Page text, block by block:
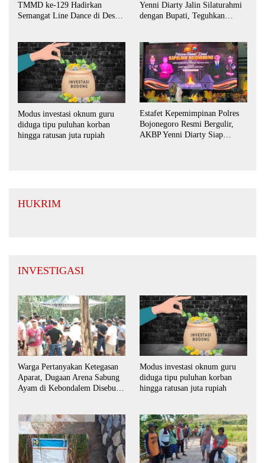
TMMD ke-129 Hadirkan
Semangat Line Dance di Desa
Yenni Diarty Jalin Silaturahmi
dengan Bupati, Teguhkan
Modus investasi oknum guru
diduga tipu puluhan korban
hingga ratusan juta rupiah
Estafet Kepemimpinan Polres
Bojonegoro Resmi Bergulir,
AKBP Yenni Diarty Siap
HUKRIM
INVESTIGASI
Warga Pertanyakan Ketegasan
Aparat, Dugaan Arena Sabung
Ayam di Kebondalem Disebut
Modus investasi oknum guru
diduga tipu puluhan korban
hingga ratusan juta rupiah